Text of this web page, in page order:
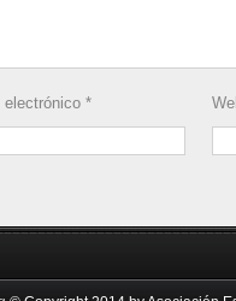
electrónico *